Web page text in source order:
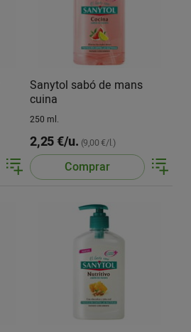
Sanytol sabó de mans
cuina
250 ml.
2,25 €/u. (9,00 €/l.)
Comprar